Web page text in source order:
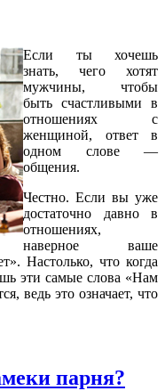
Если ты хочешь
знать, чего хотят
мужчины, чтобы
быть счастливыми в
отношениях с
женщиной, ответ в
одном слове —
общения.
Честно. Если вы уже
достаточно давно в
отношениях,
наверное ваше
Настолько, что когда
эти самые слова «Нам
ведь это означает, что
парня?